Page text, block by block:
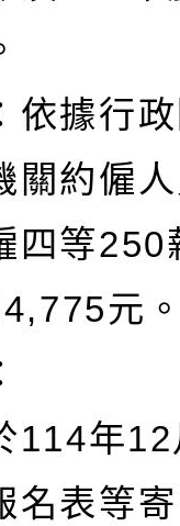
依據行
關約僱
四等250
元
114年
名表等